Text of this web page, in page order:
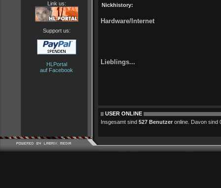
Link us:
Support us:
HLPortal
auf Facebook
Nickhistory:
Hardware/Internet
Lieblings...
USER ONLINE
Insgesamt sind 527 Benutzer online. Davon sind